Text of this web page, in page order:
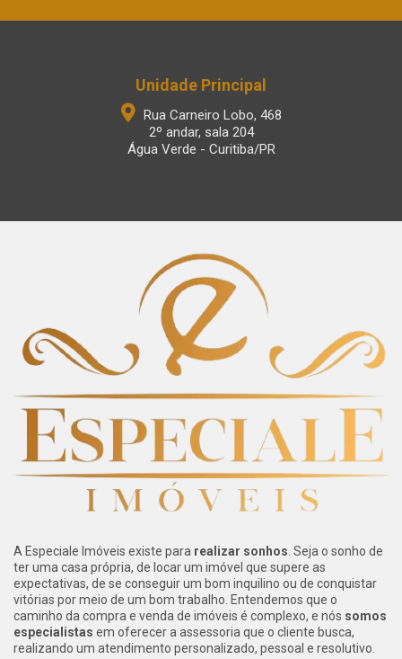
Unidade Principal
Rua Carneiro Lobo, 468
2º andar, sala 204
Água Verde - Curitiba/PR
A Especiale Imóveis existe para realizar sonhos . Seja o sonho de
ter uma casa própria, de locar um imóvel que supere as
expectativas, de se conseguir um bom inquilino ou de conquistar
vitórias por meio de um bom trabalho. Entendemos que o
caminho da compra e venda de imóveis é complexo, e nós somos
especialistas em oferecer a assessoria que o cliente busca,
realizando um atendimento personalizado, pessoal e resolutivo.